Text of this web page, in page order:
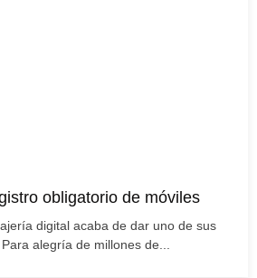
obligatorio de móviles
digital acaba de dar uno de sus
alegría de millones de...